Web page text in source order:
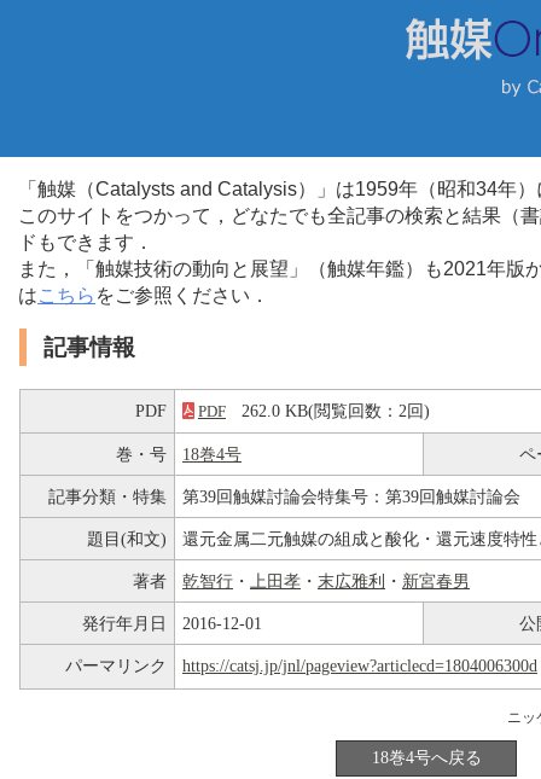
「触媒（Catalysts and Catalysis）」は1959年（昭和34年
このサイトをつかって，どなたでも全記事の検索と結果（
ドもできます．
また，「触媒技術の動向と展望」（触媒年鑑）も2021年
はこちら をご参照ください．
記事情報
PDF PDF 262.0 KB(閲覧回数：2回)
巻・号 18巻4号 ペ
記事分類・特集 第39回触媒討論会特集号：第39回触媒討論会
題目(和文) 還元金属二元触媒の組成と酸化・還元速度特
著者 乾智行 ・ 上田孝 ・ 末広雅利 ・ 新宮春男
発行年月日 2016-12-01 公
パーマリンク https://catsj.jp/jnl/pageview?articlecd=1804006300d
18巻4号へ戻る